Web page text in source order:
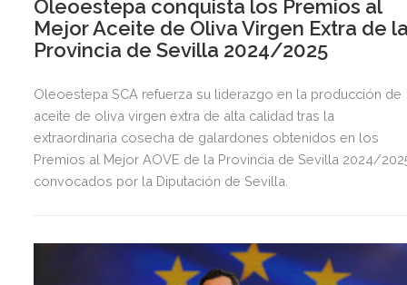
Oleoestepa conquista los Premios al
Mejor Aceite de Oliva Virgen Extra de
Provincia de Sevilla 2024/2025
Oleoestepa SCA refuerza su liderazgo en la producción de
aceite de oliva virgen extra de alta calidad tras la
extraordinaria cosecha de galardones obtenidos en los
Premios al Mejor AOVE de la Provincia de Sevilla 2024/
convocados por la Diputación de Sevilla.